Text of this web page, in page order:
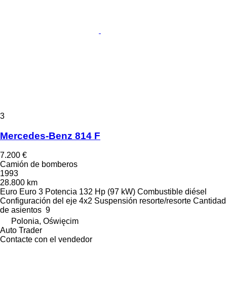
3
Mercedes-Benz 814 F
7.200 €
Camión de bomberos
1993
28.800 km
Euro Euro 3 Potencia 132 Hp (97 kW) Combustible diésel
Configuración del eje 4x2 Suspensión resorte/resorte Cantidad
de asientos 9
Polonia, Oświęcim
Auto Trader
Contacte con el vendedor